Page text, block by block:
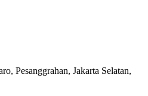
Pesanggrahan, Jakarta Selatan,